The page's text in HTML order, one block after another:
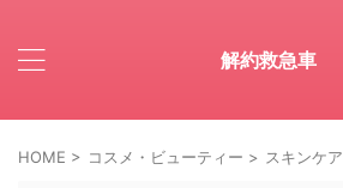
解約救急車
HOME > コスメ・ビューティー > スキンケア